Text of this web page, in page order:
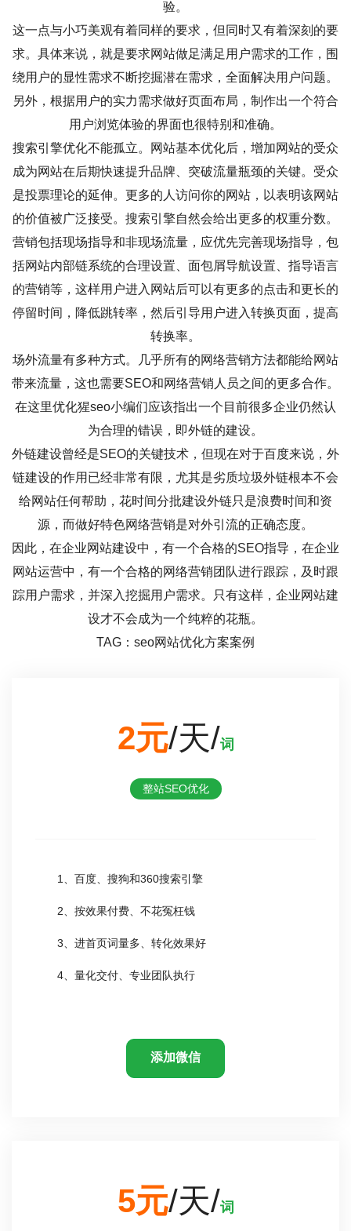
验。
这一点与小巧美观有着同样的要求，但同时又有着深刻的要
求。具体来说，就是要求网站做足满足用户需求的工作，围
绕用户的显性需求不断挖掘潜在需求，全面解决用户问题。
另外，根据用户的实力需求做好页面布局，制作出一个符合
用户浏览体验的界面也很特别和准确。
搜索引擎优化不能孤立。网站基本优化后，增加网站的受众
成为网站在后期快速提升品牌、突破流量瓶颈的关键。受众
是投票理论的延伸。更多的人访问你的网站，以表明该网站
的价值被广泛接受。搜索引擎自然会给出更多的权重分数。
营销包括现场指导和非现场流量，应优先完善现场指导，包
括网站内部链系统的合理设置、面包屑导航设置、指导语言
的营销等，这样用户进入网站后可以有更多的点击和更长的
停留时间，降低跳转率，然后引导用户进入转换页面，提高
转换率。
场外流量有多种方式。几乎所有的网络营销方法都能给网站
带来流量，这也需要SEO和网络营销人员之间的更多合作。
在这里优化猩seo小编们应该指出一个目前很多企业仍然认
为合理的错误，即外链的建设。
外链建设曾经是SEO的关键技术，但现在对于百度来说，外
链建设的作用已经非常有限，尤其是劣质垃圾外链根本不会
给网站任何帮助，花时间分批建设外链只是浪费时间和资
源，而做好特色网络营销是对外引流的正确态度。
因此，在企业网站建设中，有一个合格的SEO指导，在企业
网站运营中，有一个合格的网络营销团队进行跟踪，及时跟
踪用户需求，并深入挖掘用户需求。只有这样，企业网站建
设才不会成为一个纯粹的花瓶。
TAG：seo网站优化方案案例
2元/天/词
整站SEO优化
1、百度、搜狗和360搜索引擎
2、按效果付费、不花冤枉钱
3、进首页词量多、转化效果好
4、量化交付、专业团队执行
添加微信
5元/天/词